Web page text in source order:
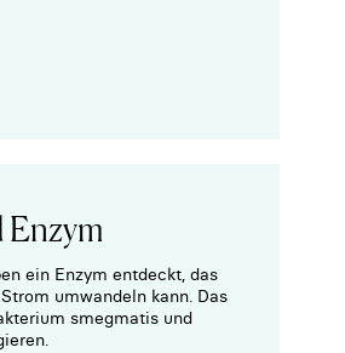
ein Enzym entdeckt, das
umwandeln kann. Das
smegmatis und